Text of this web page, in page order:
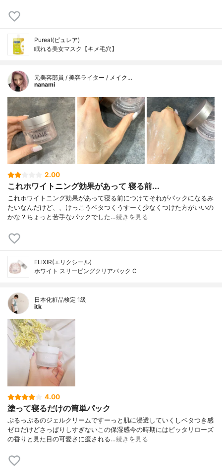
Pureal(ピュレア)
眠れる美女マスク【キメ毛穴】
元美容部員 / 美容ライター / メイク…
nanami
2.00
これホワイトニング効果があって 寝る前...
これホワイトニング効果があって寝る前につけてそれがパックになるみ
たいなんだけど、、けっこうベタつくうすーく少なくつけた方がいいの
かな？ちょっと苦手なパックでした…続きを見る
ELIXIR(エリクシール)
ホワイト スリーピングクリアパック C
日本化粧品検定 1級
itk
4.00
塗って寝るだけの簡単パック
ぷるっぷるのジェルクリームですーっと肌に浸透していくしベタつき感
ゼロだけどさっぱりしすぎないこの保湿感今の時期にはピッタリローズ
の香りと見た目の可愛さに癒される…続きを見る